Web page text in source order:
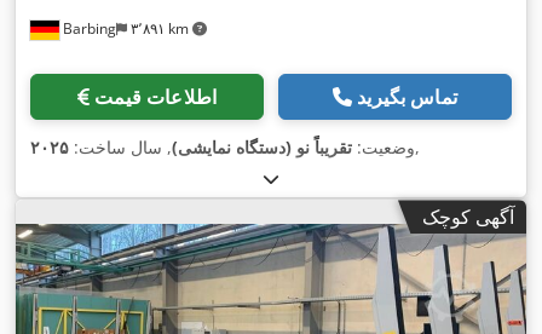
Barbing ۳٬۸۹۱ km
اطلاعات قیمت تماس بگیرید
وضعیت: تقریباً نو (دستگاه نمایشی), سال ساخت: ۲۰۲۵ ,
آگهی کوچک